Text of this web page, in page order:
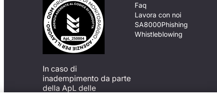
In caso di
inadempimento da parte
della ApL delle
Faq
Lavora con noi
SA8000Phishing
Whistleblowing